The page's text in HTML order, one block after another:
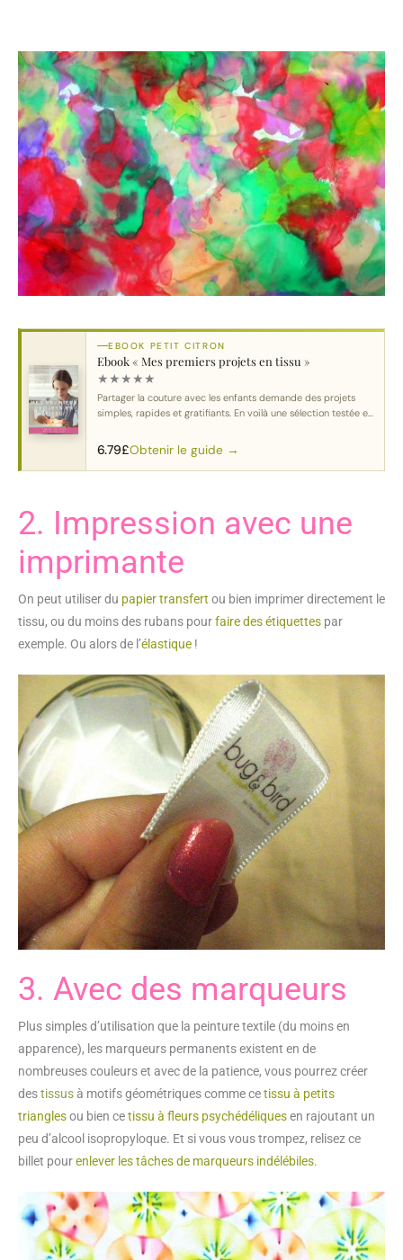
EBOOK PETIT CITRON
Ebook « Mes premiers projets en tissu »
★★★★★
Partager la couture avec les enfants demande des projets
simples, rapides et gratifiants. En voilà une sélection testée et
6.79£Obtenir le guide →
2. Impression avec une
imprimante
On peut utiliser du papier transfert ou bien imprimer directement le
tissu, ou du moins des rubans pourfaire des étiquettes par
exemple. Ou alors de l’élastique !
3. Avec des marqueurs
Plus simples d’utilisation que la peinture textile (du moins en
apparence), les marqueurs permanents existent en de
nombreuses couleurs et avec de la patience, vous pourrez créer
destissusà motifs géométriques comme cetissu à petits
trianglesou bien cetissu à fleurs psychédéliquesen rajoutant un
peu d’alcool isopropyloque. Et si vous vous trompez, relisez ce
billet pourenlever les tâches de marqueurs indélébiles.